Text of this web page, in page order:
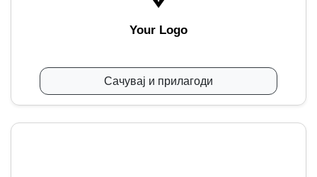
Your Logo
Сачувај и прилагоди